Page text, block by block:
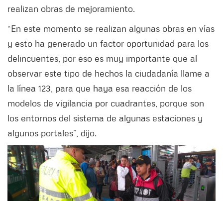
realizan obras de mejoramiento.
“En este momento se realizan algunas obras en vías
y esto ha generado un factor oportunidad para los
delincuentes, por eso es muy importante que al
observar este tipo de hechos la ciudadanía llame a
la línea 123, para que haya esa reacción de los
modelos de vigilancia por cuadrantes, porque son
los entornos del sistema de algunas estaciones y
algunos portales”, dijo.